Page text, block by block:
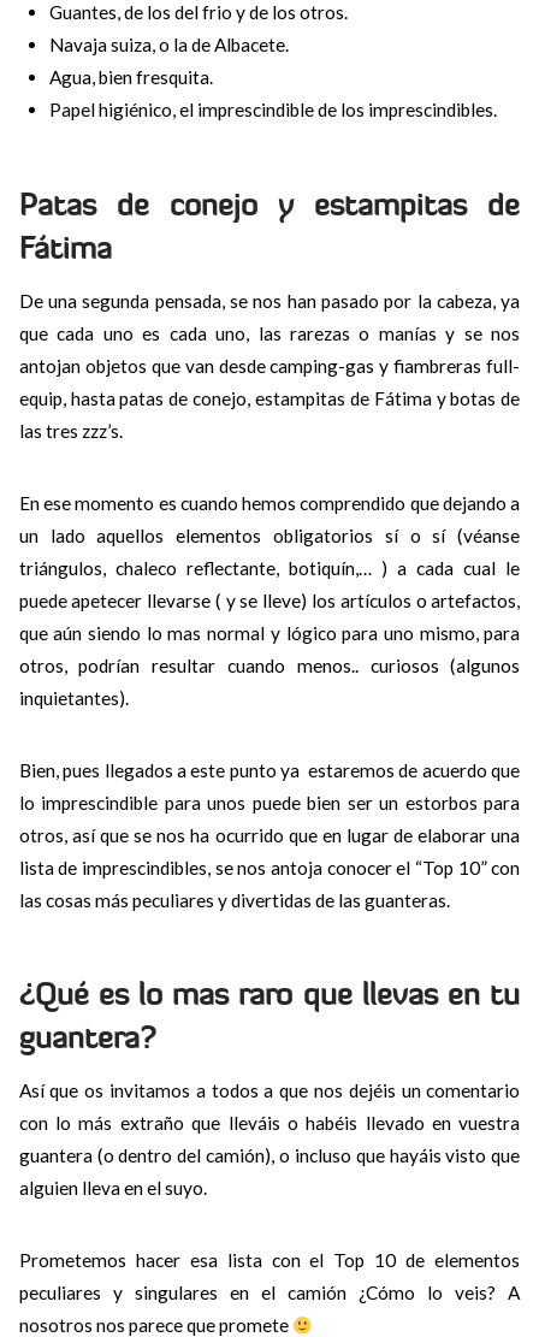
Guantes, de los del frio y de los otros.
Navaja suiza, o la de Albacete.
Agua, bien fresquita.
Papel higiénico, el imprescindible de los imprescindibles.
Patas de conejo y estampitas de
Fátima
De una segunda pensada, se nos han pasado por la cabeza, ya
que cada uno es cada uno, las rarezas o manías y se nos
antojan objetos que van desde camping-gas y fiambreras full-
equip, hasta patas de conejo, estampitas de Fátima y botas de
las tres zzz’s.
En ese momento es cuando hemos comprendido que dejando a
un lado aquellos elementos obligatorios sí o sí (véanse
triángulos, chaleco reflectante, botiquín,… ) a cada cual le
puede apetecer llevarse ( y se lleve) los artículos o artefactos,
que aún siendo lo mas normal y lógico para uno mismo, para
otros, podrían resultar cuando menos.. curiosos (algunos
inquietantes).
Bien, pues llegados a este punto ya estaremos de acuerdo que
lo imprescindible para unos puede bien ser un estorbos para
otros, así que se nos ha ocurrido que en lugar de elaborar una
lista de imprescindibles, se nos antoja conocer el “Top 10” con
las cosas más peculiares y divertidas de las guanteras.
¿Qué es lo mas raro que llevas en tu
guantera?
Así que os invitamos a todos a que nos dejéis un comentario
con lo más extraño que lleváis o habéis llevado en vuestra
guantera (o dentro del camión), o incluso que hayáis visto que
alguien lleva en el suyo.
Prometemos hacer esa lista con el Top 10 de elementos
peculiares y singulares en el camión ¿Cómo lo veis? A
nosotros nos parece que promete